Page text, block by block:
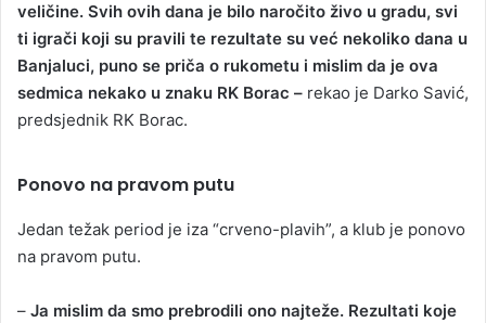
veličine. Svih ovih dana je bilo naročito živo u gradu, svi
ti igrači koji su pravili te rezultate su već nekoliko dana u
Banjaluci, puno se priča o rukometu i mislim da je ova
sedmica nekako u znaku RK Borac – rekao je Darko Savić,
predsjednik RK Borac.
Ponovo na pravom putu
Jedan težak period je iza “crveno-plavih”, a klub je ponovo
na pravom putu.
– Ja mislim da smo prebrodili ono najteže. Rezultati koje